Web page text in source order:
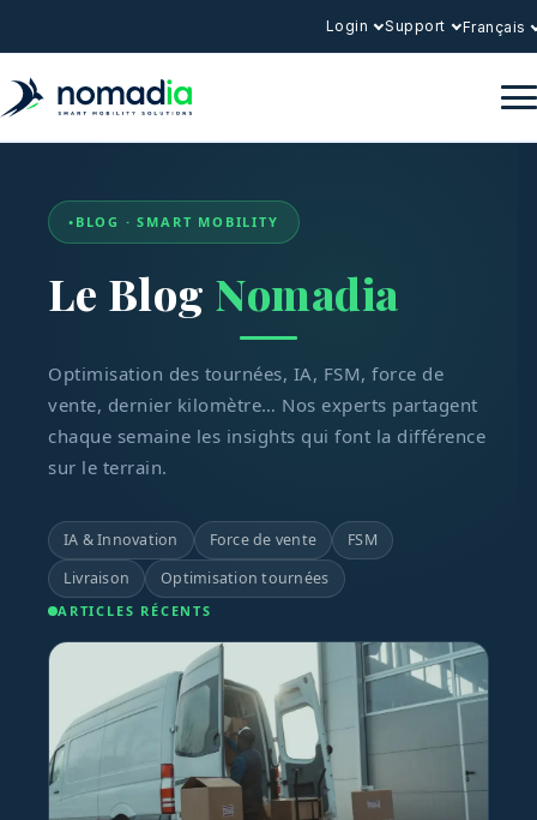
Login Support Français
BLOG · SMART MOBILITY
Le Blog Nomadia
Optimisation des tournées, IA, FSM, force de
vente, dernier kilomètre… Nos experts partagent
chaque semaine les insights qui font la différence
sur le terrain.
IA & Innovation Force de vente
FSM
Livraison
Optimisation tournées
ARTICLES RÉCENTS